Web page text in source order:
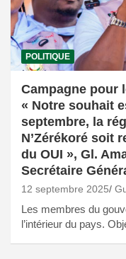
POLITIQUE
Campagne pour
« Notre souhait
septembre, la
N’Zérékoré soit
du OUI », Gl.
Secrétaire
12 septembre 2025
Les membres du
l’intérieur du pays.